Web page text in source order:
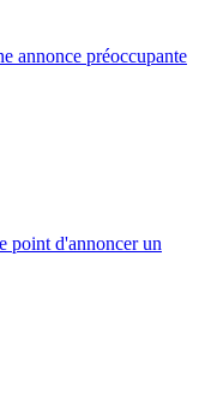
annonce préoccupante
point d'annoncer un